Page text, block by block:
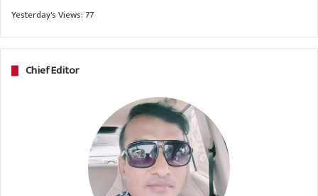
Yesterday's Views: 77
Chief Editor